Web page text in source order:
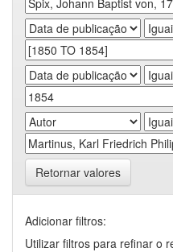
Retornar valores
Adicionar filtros:
Utilizar filtros para refinar o